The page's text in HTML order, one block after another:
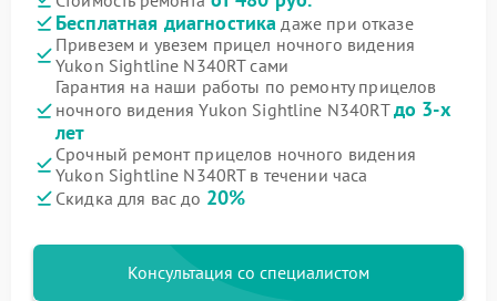
Бесплатная диагностика даже при отказе
Привезем и увезем прицел ночного видения
Yukon Sightline N340RT сами
Гарантия на наши работы по ремонту прицелов
ночного видения Yukon Sightline N340RTдо 3-х
лет
Срочный ремонт прицелов ночного видения
Yukon Sightline N340RT в течении часа
Скидка для вас до 20%
Консультация со специалистом